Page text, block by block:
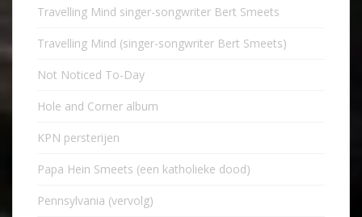
Travelling Mind singer-songwriter Bert Smeets
Travelling Mind (singer-songwriter Bert Smeets)
Not Noticed To-Day
Hole and Corner album
KPN persterijen
Papa Hein Smeets (een katholieke dood)
Pennsylvania (vervolg)